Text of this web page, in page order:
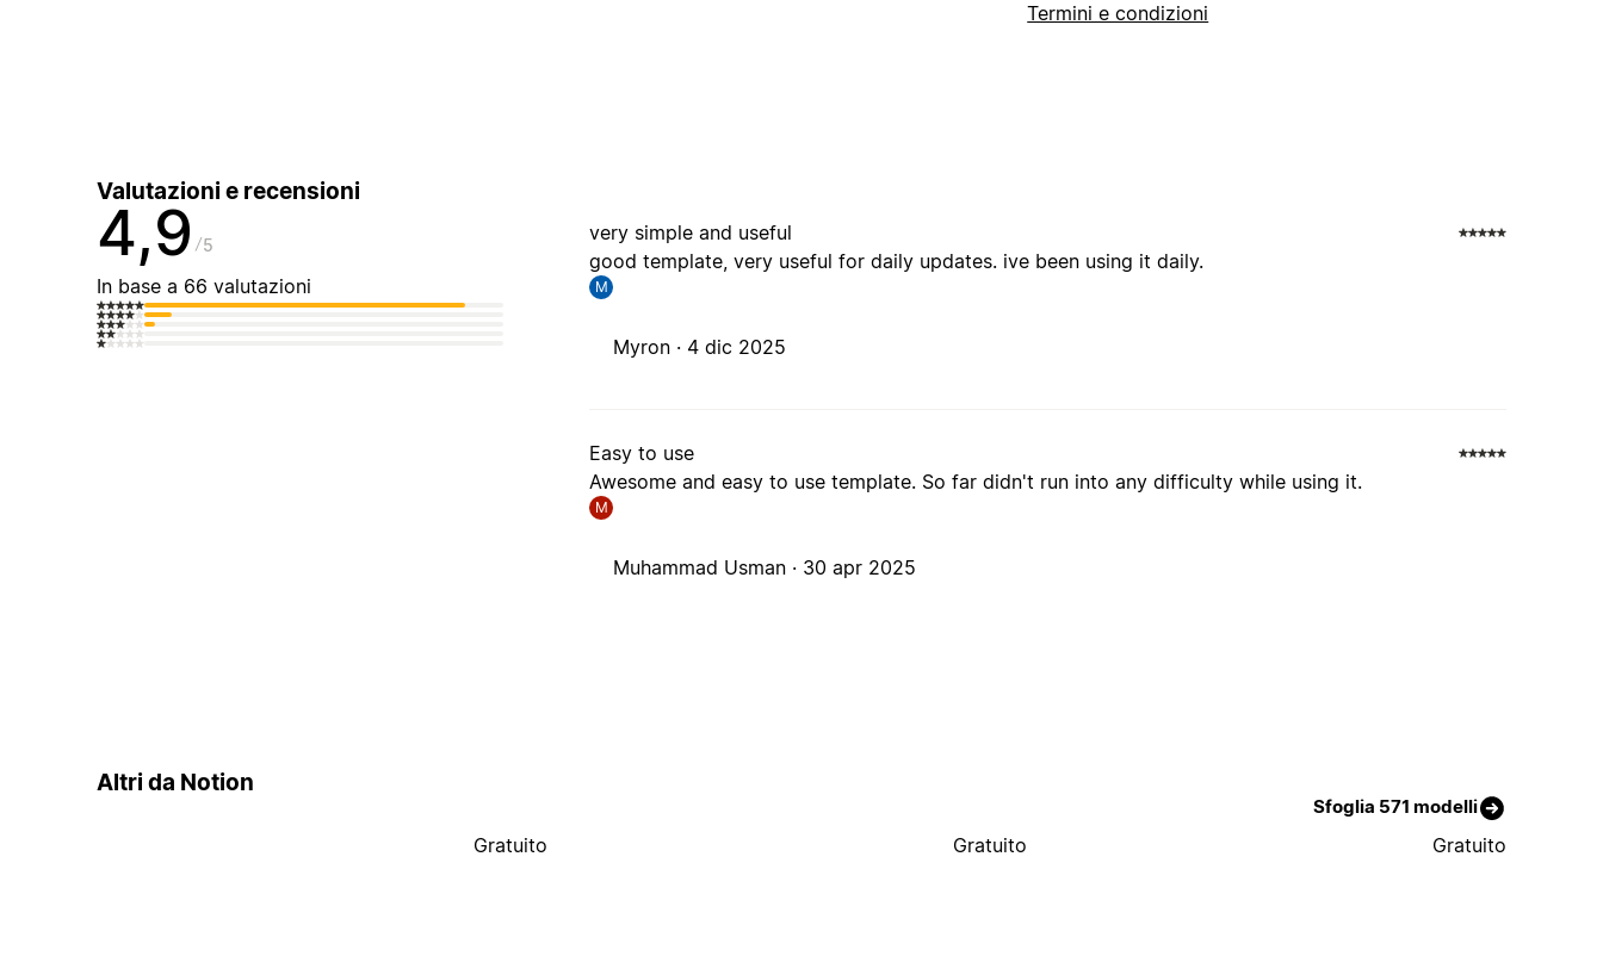
Termini e condizioni
Valutazioni e recensioni
4,9 5
In base a 66 valutazioni
very simple and useful
good template, very useful for daily updates. ive been using it daily.
M
Myron · 4 dic 2025
Easy to use
Awesome and easy to use template. So far didn't run into any difficulty while using it.
M
Muhammad Usman · 30 apr 2025
Altri da Notion
Sfoglia 571 modelli
Gratuito Gratuito Gratuito